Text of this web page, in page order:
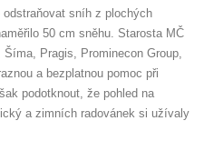
sníh z plochých
50 cm sněhu. Starosta MČ
Pragis, Prominecon Group,
a bezplatnou pomoc při
podotknout, že pohled na
a zimních radovánek si užívaly